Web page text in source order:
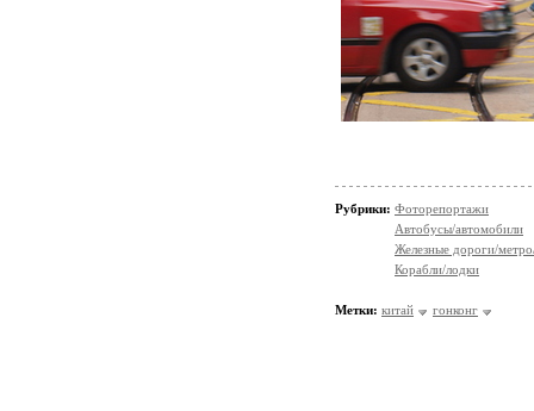
Рубрики: Фоторепортажи
Автобусы/автомобили
Железные дороги/
Корабли/лодки
Метки: китай гонконг